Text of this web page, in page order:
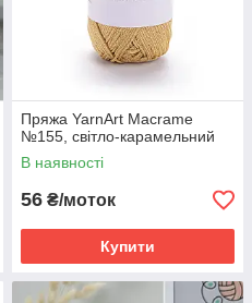
Пряжа YarnArt Macrame
№155, світло-карамельний
В наявності
56 ₴/моток
Купити